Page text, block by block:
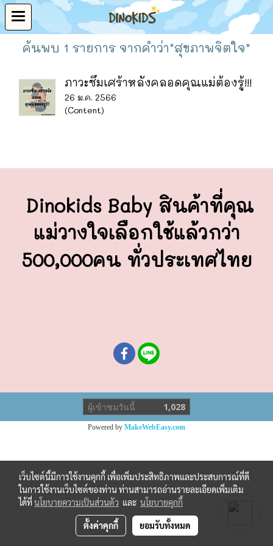
ค้นพบ 1 รายการ จากคำว่า"สุขภาพจิตใจ"
ภาวะซึมเศร้าหลังคลอดคุณแม่ต้องรู้!!!
26 ม.ค. 2566
(Content)
Dinokids Baby สินค้าที่คุณ
แม่วางใจเลือกใช้แล้วกว่า
500,000คน ทั่วประเทศไทย
ผู้เข้าชมวันนี้ 1,028
Powered by MakeWebEasy.com
เว็บไซต์นี้มีการใช้งานคุกกี้ เพื่อเพิ่มประสิทธิภาพและประสบการณ์ที่ดี
ในการใช้งานเว็บไซต์ของท่าน ท่านสามารถอ่านรายละเอียดเพิ่มเติม
ได้ที่นโยบายความเป็นส่วนตัว และ นโยบายคุกกี้
ตั้งค่าคุกกี้ ยอมรับทั้งหมด